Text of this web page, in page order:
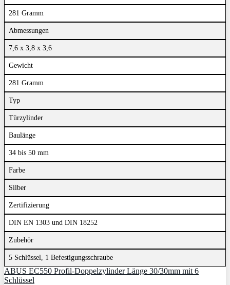
281 Gramm
Abmessungen
7,6 x 3,8 x 3,6
Gewicht
281 Gramm
Typ
Türzylinder
Baulänge
34 bis 50 mm
Farbe
Silber
Zertifizierung
DIN EN 1303 und DIN 18252
Zubehör
5 Schlüssel, 1 Befestigungsschraube
ABUS EC550 Profil-Doppelzylinder Länge 30/30mm mit 6
Schlüssel